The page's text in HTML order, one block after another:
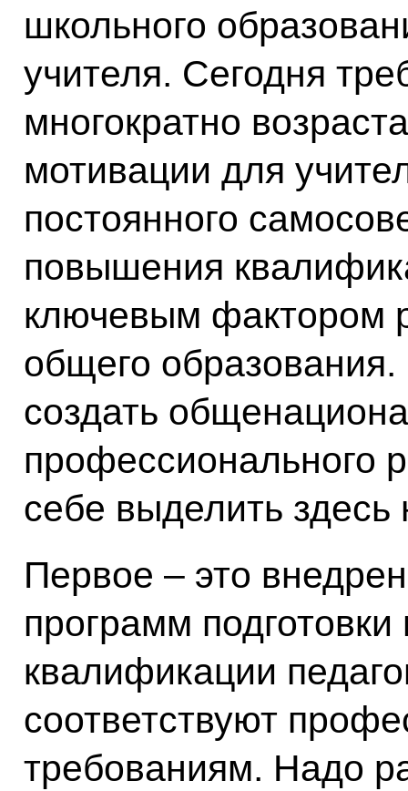
школьного
учителя. Сегодня
многократно
мотивации для
постоянного
повышения
ключевым фактором
общего
создать
профессионального
себе выделить здесь
Первое – это
программ
квалификации
соответствуют
требованиям. Надо